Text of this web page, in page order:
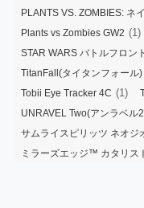
PLANTS VS. ZOMBIES: ネ
Plants vs Zombies GW2 (1)
STAR WARS バトルフロント
TitanFall(タイタンフォール)
Tobii Eye Tracker 4C (1)
UNRAVEL Two(アンラベル
サムライスピリッツ ネオジ
ミラーズエッジ™ カタリス